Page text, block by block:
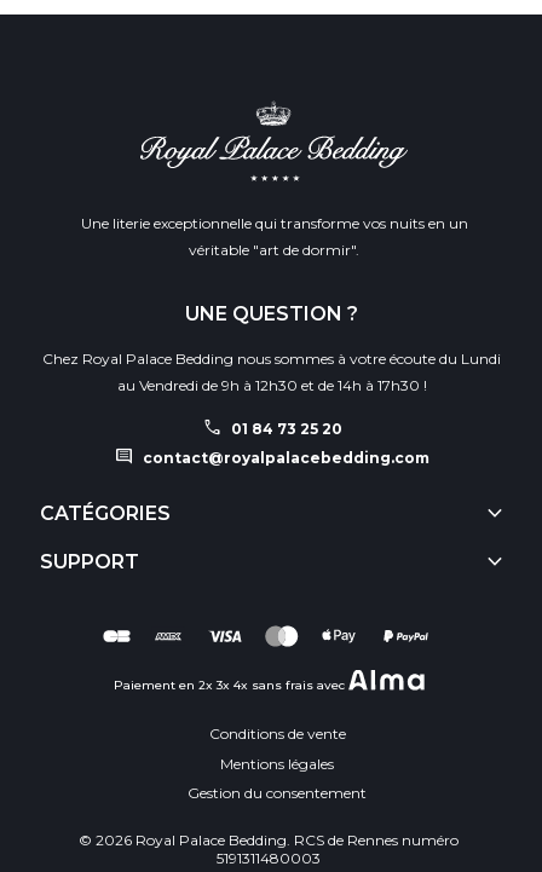
Une literie exceptionnelle qui transforme vos nuits en un
véritable "art de dormir".
UNE QUESTION ?
Chez Royal Palace Bedding nous sommes à votre écoute du Lundi
au Vendredi de 9h à 12h30 et de 14h à 17h30 !
call 01 84 73 25 20
comment contact@royalpalacebedding.com
CATÉGORIES keyboard_arrow_down
SUPPORT keyboard_arrow_down
Paiement en 2x 3x 4x sans frais avec
© 2026 Royal Palace Bedding. RCS de Rennes numéro
5191311480003
Conditions de vente
Mentions légales
Gestion du consentement